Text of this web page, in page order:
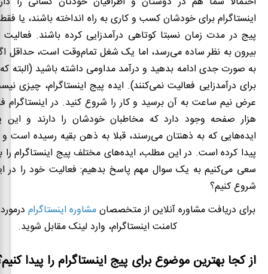
اینستاگرام برای خودشان کسب و کاری به راه انداخته باشند، یا
پیج در مدت زمان نسبتا کوتاهی درآمدزایی کرده باشند. فعالیت
بیرون به نظر ساده می‌رسد، اما یک شغل تمام‌وقت است، حداقل
به صورت جدی ادامه بدهید و درآمد مداومی داشته باشید (البته
برای درآمدزایی فعالیت نمیکنند). ایده پیج اینستاگرام، چیزی
عرض نیم ساعت به آن برسید و کار را شروع کنید. در اینستاگرام
هزار صفحه وجود دارد که مخاطبان خودشان را دارند و این
ایده‌هایی که به ذهنتان می‌رسند، قبلا به ذهن بقیه رسیده
پیدا کرده است. در این مطلب، ایده‌های مختلف پیج اینستاگرام
سعی می‌کنیم به یک سوال مهم پاسخ بدهیم: فعالیت خود را در
شروع کنیم؟
برای دریافت مشاوره آنلاین از متخصصانمشاوره اینستاگرام
کامنت اینستاگرام، وارد لینک مقابل شوید.
از کجا بهترین موضوع برای پیج اینستاگرام را پیدا